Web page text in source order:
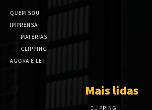
QUEM SOU
IMPRENSA
MATÉRIAS
CLIPPING
AGORA É LEI
Mais lidas
CLIPPING